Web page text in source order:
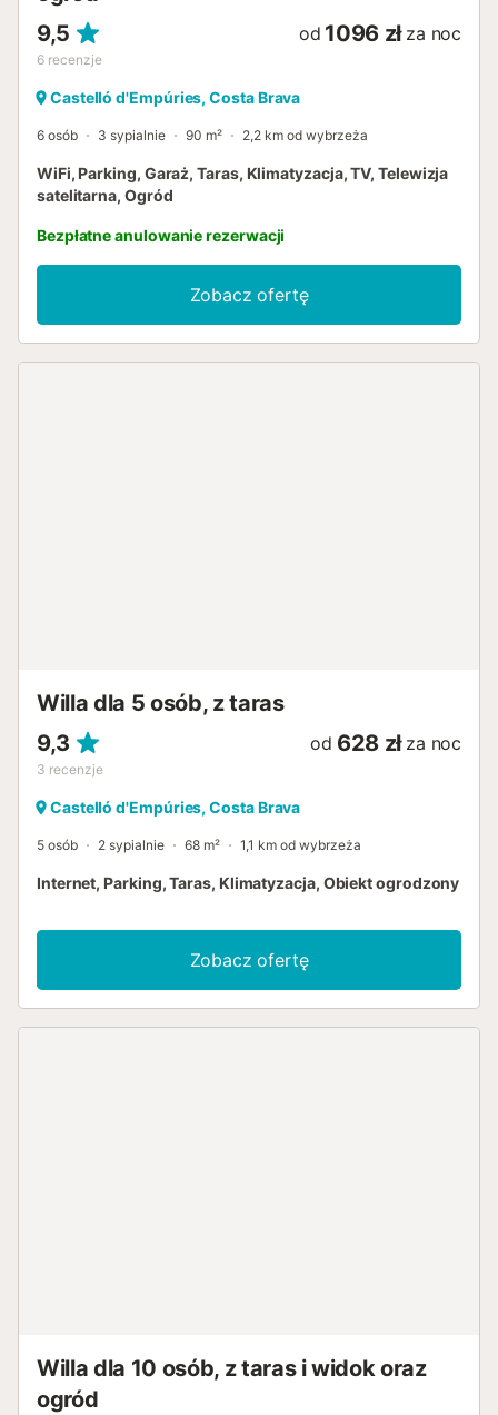
9,5
6 recenzje
od 1096 zł za noc
Castelló d'Empúries, Costa Brava
6 osób 3 sypialnie 90 m² 2,2 km od wybrzeża
WiFi, Parking, Garaż, Taras, Klimatyzacja, TV, Telewizja
satelitarna, Ogród
Bezpłatne anulowanie rezerwacji
Zobacz ofertę
Willa dla 5 osób, z taras
9,3
3 recenzje
od 628 zł za noc
Castelló d'Empúries, Costa Brava
5 osób 2 sypialnie 68 m² 1,1 km od wybrzeża
Internet, Parking, Taras, Klimatyzacja, Obiekt ogrodzony
Zobacz ofertę
Willa dla 10 osób, z taras i widok oraz
ogród